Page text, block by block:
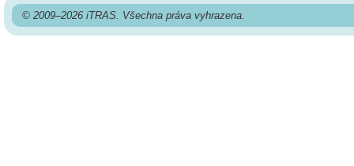
© 2009–2026 iTRAS. Všechna práva vyhrazena.